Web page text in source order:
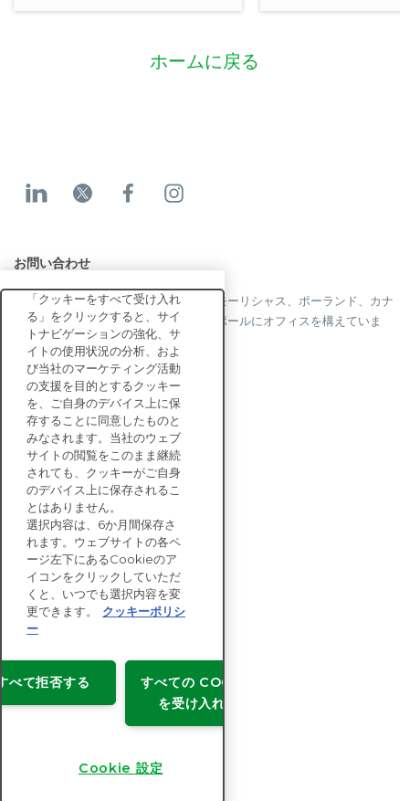
対応をご担当の方、また
ホームに戻る
お問い合わせ
当社はフランス、米国、英国、香港、モーリシャス、ポーランド、カナ
ダ、ドイツ、日本、スペイン、シンガポールにオフィスを構えていま
す。
お問い合わせ
エンタープライズ向け
ソリューション
サステナビリティ
評価
リソース
企業情報
Copyright © EcoVadis
利用許諾
データプライバシー
「クッキーをすべて受け入れ
る」をクリックすると、サイ
トナビゲーションの強化、サ
イトの使用状況の分析、およ
び当社のマーケティング活動
の支援を目的とするクッキー
を、ご自身のデバイス上に保
存することに同意したものと
みなされます。当社のウェブ
サイトの閲覧をこのまま継続
されても、クッキーがご自身
のデバイス上に保存されるこ
とはありません。
選択内容は、6か月間保存さ
れます。ウェブサイトの各ペ
ージ左下にあるCookieのア
イコンをクリックしていただ
くと、いつでも選択内容を変
更できます。
クッキーポリシ
ー
すべての COOKIE
を受け入れる
べて拒否する
Cookie 設定